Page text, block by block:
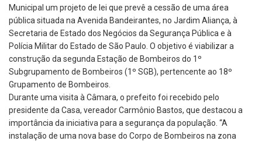
Municipal um projeto de lei que prevê a cessão de uma área
pública situada na Avenida Bandeirantes, no Jardim Aliança, à
Secretaria de Estado dos Negócios da Segurança Pública e à
Polícia Militar do Estado de São Paulo. O objetivo é viabilizar a
construção da segunda Estação de Bombeiros do 1º
Subgrupamento de Bombeiros (1º SGB), pertencente ao 18º
Grupamento de Bombeiros.
Durante uma visita à Câmara, o prefeito foi recebido pelo
presidente da Casa, vereador Carmônio Bastos, que destacou a
importância da iniciativa para a segurança da população. “A
instalação de uma nova base do Corpo de Bombeiros na zona